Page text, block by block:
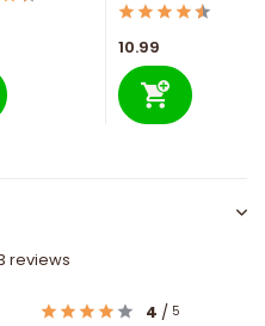
10.99
reviews
4 / 5